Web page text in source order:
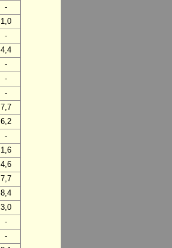
-
1,0
-
4,4
-
-
-
7,7
6,2
-
1,6
4,6
7,7
8,4
3,0
-
-